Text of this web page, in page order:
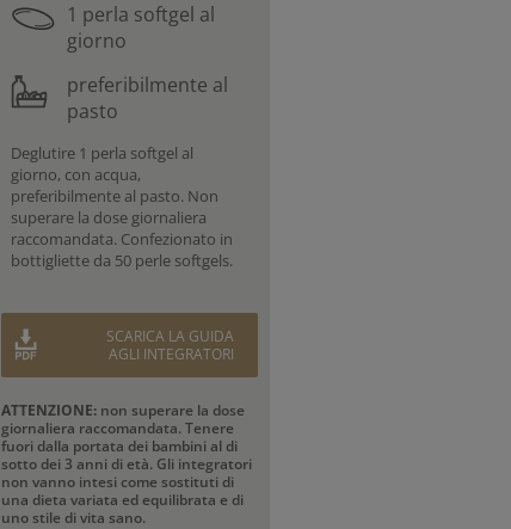
1 perla softgel al
giorno
preferibilmente al
pasto
Deglutire 1 perla softgel al
giorno, con acqua,
preferibilmente al pasto. Non
superare la dose giornaliera
raccomandata. Confezionato in
bottigliette da 50 perle softgels.
SCARICA LA GUIDA
AGLI INTEGRATORI
ATTENZIONE: non superare la dose
giornaliera raccomandata. Tenere
fuori dalla portata dei bambini al di
sotto dei 3 anni di età. Gli integratori
non vanno intesi come sostituti di
una dieta variata ed equilibrata e di
uno stile di vita sano.